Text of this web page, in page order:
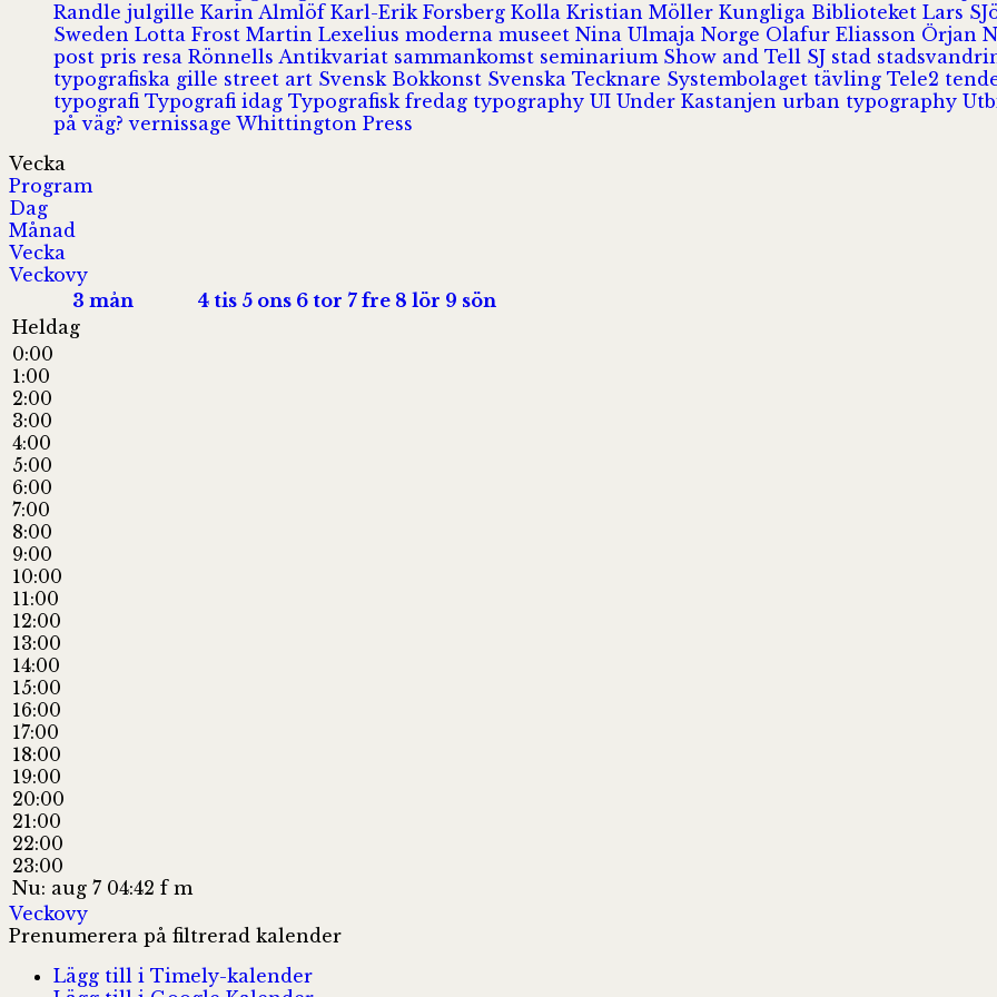
Randle julgille Karin Almlöf Karl-Erik Forsberg Kolla Kristian Möller Kungliga Biblioteket Lars
Sweden Lotta Frost Martin Lexelius moderna museet Nina Ulmaja Norge Olafur Eliasson Örjan
post pris resa Rönnells Antikvariat sammankomst seminarium Show and Tell SJ stad
typografiska gille street art Svensk Bokkonst Svenska Tecknare Systembolaget tävling Tele2
typografi Typografi idag Typografisk fredag typography UI Under Kastanjen urban typography
på väg?vernissage Whittington Press
Vecka
Program
Dag
Månad
Vecka
Veckovy
3 mån 4 tis 5 ons 6 tor 7 fre 8 lör 9 sön
Heldag
0:00
1:00
2:00
3:00
4:00
5:00
6:00
7:00
8:00
9:00
10:00
11:00
12:00
13:00
14:00
15:00
16:00
17:00
18:00
19:00
20:00
21:00
22:00
23:00
Nu: aug 7 04:42 f m
Veckovy
Prenumerera på filtrerad kalender
Lägg till i Timely-kalender